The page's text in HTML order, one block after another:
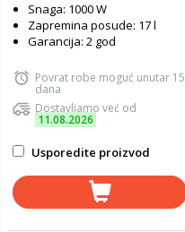
Snaga: 1000 W
Zapremina posude: 17 l
Garancija: 2 god
Povrat robe moguć unutar 15
dana
Dostavljamo već od
11.08.2026
Usporedite proizvod